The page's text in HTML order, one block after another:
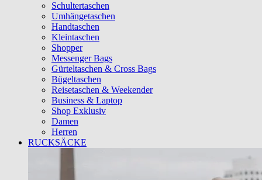
Schultertaschen
Umhängetaschen
Handtaschen
Kleintaschen
Shopper
Messenger Bags
Gürteltaschen & Cross Bags
Bügeltaschen
Reisetaschen & Weekender
Business & Laptop
Shop Exklusiv
Damen
Herren
RUCKSÄCKE